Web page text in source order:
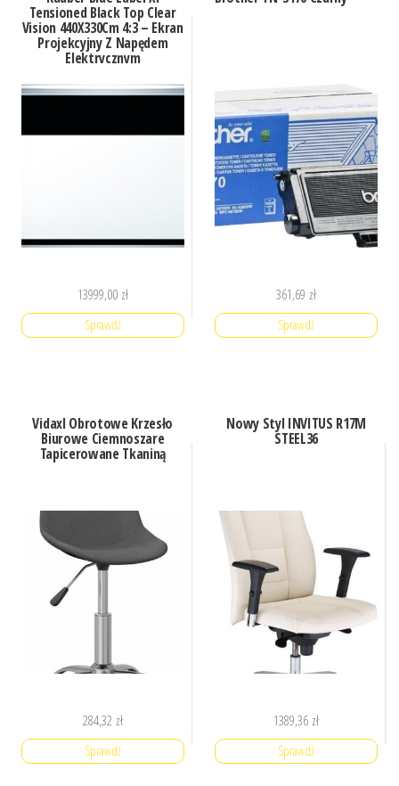
Tensioned Black Top Clear
Vision 440X330Cm 4:3 – Ekran
Projekcyjny Z Napędem
Elektrycznym
13999,00 zł
Sprawdź
361,69 zł
Sprawdź
Vidaxl Obrotowe Krzesło
Biurowe Ciemnoszare
Tapicerowane Tkaniną
284,32 zł
Sprawdź
Nowy Styl INVITUS R17M
STEEL36
1389,36 zł
Sprawdź